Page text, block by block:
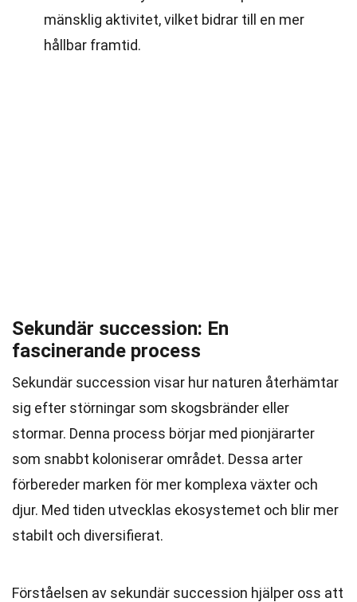
mänsklig aktivitet, vilket bidrar till en mer
hållbar framtid.
Sekundär succession: En
fascinerande process
Sekundär succession visar hur naturen återhämtar
sig efter störningar som skogsbränder eller
stormar. Denna process börjar med pionjärarter
som snabbt koloniserar området. Dessa arter
förbereder marken för mer komplexa växter och
djur. Med tiden utvecklas ekosystemet och blir mer
stabilt och diversifierat.
Förståelsen av sekundär succession hjälper oss att